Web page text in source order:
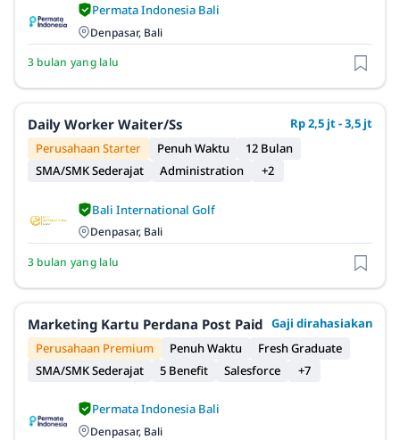
Permata Indonesia Bali
Denpasar, Bali
3 bulan yang lalu
Daily Worker Waiter/ss
Rp 2,5 jt - 3,5 jt
Perusahaan Starter
Penuh Waktu
12 Bulan
SMA/SMK Sederajat
Administration +2
Bali International Golf
Denpasar, Bali
3 bulan yang lalu
Marketing Kartu Perdana Post Paid Gaji dirahasiakan
Perusahaan Premium
Penuh Waktu
Fresh Graduate
SMA/SMK Sederajat
5 Benefit Salesforce +7
Permata Indonesia Bali
Denpasar, Bali